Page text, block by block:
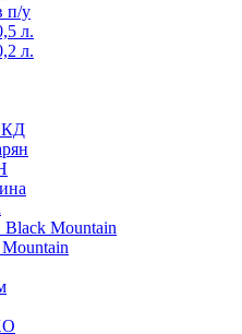
п/у
л.
л.
Black Mountain